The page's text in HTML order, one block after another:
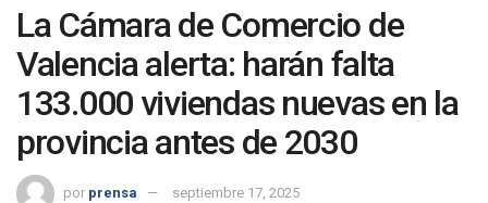
La Cámara de Comercio de
Valencia alerta: harán falta
133.000 viviendas nuevas en la
provincia antes de 2030
por prensa septiembre 17, 2025